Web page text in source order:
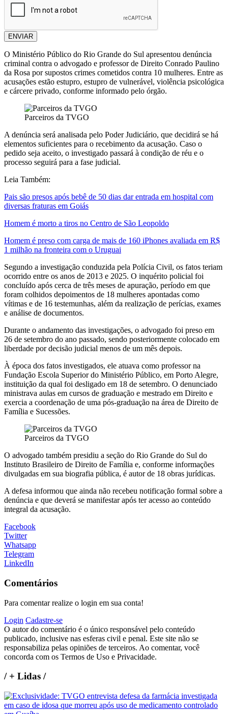
ENVIAR
O Ministério Público do Rio Grande do Sul apresentou denúncia
criminal contra o advogado e professor de Direito Conrado Paulino
da Rosa por supostos crimes cometidos contra 10 mulheres. Entre as
acusações estão estupro, estupro de vulnerável, violência psicológica
e cárcere privado, conforme informado pelo órgão.
Parceiros da TVGO
A denúncia será analisada pelo Poder Judiciário, que decidirá se há
elementos suficientes para o recebimento da acusação. Caso o
pedido seja aceito, o investigado passará à condição de réu e o
processo seguirá para a fase judicial.
Leia Também:
Pais são presos após bebê de 50 dias dar entrada em hospital com
diversas fraturas em Goiás
Homem é morto a tiros no Centro de São Leopoldo
Homem é preso com carga de mais de 160 iPhones avaliada em R$
1 milhão na fronteira com o Uruguai
Segundo a investigação conduzida pela Polícia Civil, os fatos teriam
ocorrido entre os anos de 2013 e 2025. O inquérito policial foi
concluído após cerca de três meses de apuração, período em que
foram colhidos depoimentos de 18 mulheres apontadas como
vítimas e de 16 testemunhas, além da realização de perícias, exames
e análise de documentos.
Durante o andamento das investigações, o advogado foi preso em
26 de setembro do ano passado, sendo posteriormente colocado em
liberdade por decisão judicial menos de um mês depois.
À época dos fatos investigados, ele atuava como professor na
Fundação Escola Superior do Ministério Público, em Porto Alegre,
instituição da qual foi desligado em 18 de setembro. O denunciado
ministrava aulas em cursos de graduação e mestrado em Direito e
exercia a coordenação de uma pós-graduação na área de Direito de
Família e Sucessões.
Parceiros da TVGO
O advogado também presidiu a seção do Rio Grande do Sul do
Instituto Brasileiro de Direito de Família e, conforme informações
divulgadas em sua biografia pública, é autor de 18 obras jurídicas.
A defesa informou que ainda não recebeu notificação formal sobre a
denúncia e que deverá se manifestar após ter acesso ao conteúdo
integral da acusação.
Facebook
Twitter
Whatsapp
Telegram
LinkedIn
Comentários
Para comentar realize o login em sua conta!
Login Cadastre-se
O autor do comentário é o único responsável pelo conteúdo
publicado, inclusive nas esferas civil e penal. Este site não se
responsabiliza pelas opiniões de terceiros. Ao comentar, você
concorda com os Termos de Uso e Privacidade.
/+ Lidas /